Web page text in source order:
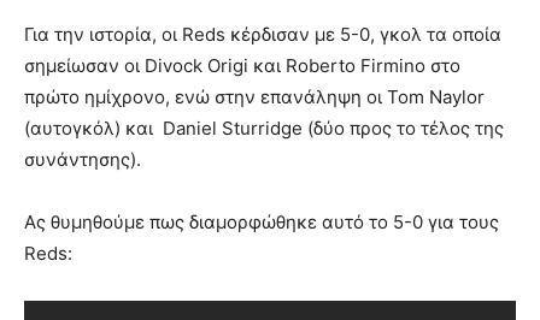
Για την ιστορία, οι Reds κέρδισαν με 5-0, γκολ τα οποία
σημείωσαν οι Divock Origi και Roberto Firmino στο
πρώτο ημίχρονο, ενώ στην επανάληψη οι Tom Naylor
(αυτογκόλ) και Daniel Sturridge (δύο προς το τέλος της
συνάντησης).
Ας θυμηθούμε πως διαμορφώθηκε αυτό το 5-0 για τους
Reds: